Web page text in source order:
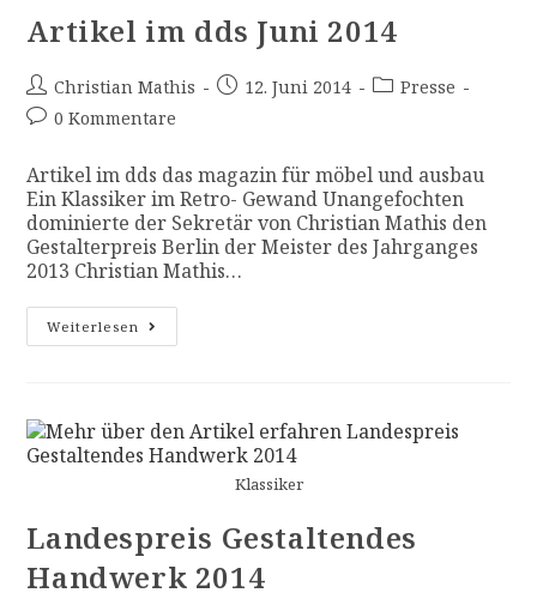
Artikel im dds Juni 2014
Christian Mathis 12. Juni 2014
Presse
0 Kommentare
Artikel im dds das magazin für möbel und ausbau
Ein Klassiker im Retro- Gewand Unangefochten
dominierte der Sekretär von Christian Mathis den
Gestalterpreis Berlin der Meister des Jahrganges
2013 Christian Mathis…
Weiterlesen
Klassiker
Landespreis Gestaltendes
Handwerk 2014